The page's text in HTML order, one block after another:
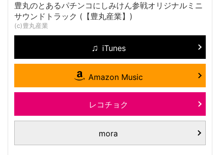
豊丸のとあるパチンコにしみけん参戦オリジナルミニ
サウンドトラック (【豊丸産業】)
(c)豊丸産業
iTunes
Amazon Music
レコチョク
mora